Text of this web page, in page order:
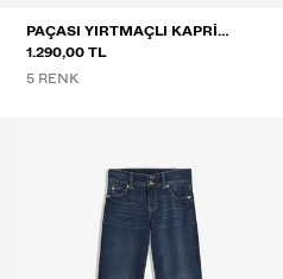
PAÇASI YIRTMAÇLI KAPRI
PANTOLON
1.290,00 TL
5 RENK